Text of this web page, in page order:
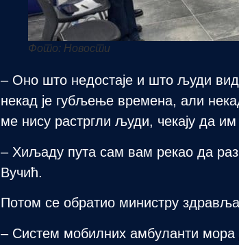
Фото: Новости
– Оно што недостаје и што људи
некад је губљење времена, али
ме нису растргли људи, чекају да
– Хиљаду пута сам вам рекао да
Вучић.
Потом се обратио министру
– Систем мобилних амбуланти